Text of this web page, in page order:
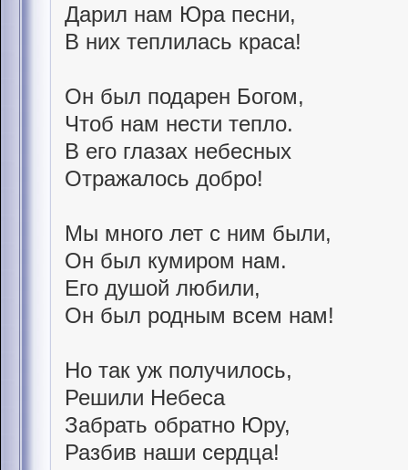
Дарил нам Юра песни,
В них теплилась краса!
Он был подарен Богом,
Чтоб нам нести тепло.
В его глазах небесных
Отражалось добро!
Мы много лет с ним были,
Он был кумиром нам.
Его душой любили,
Он был родным всем нам!
Но так уж получилось,
Решили Небеса
Забрать обратно Юру,
Разбив наши сердца!